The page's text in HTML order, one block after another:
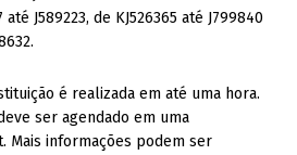
J589223, de KJ526365 até J799840
é realizada em até uma hora.
ser agendado em uma
Mais informações podem ser